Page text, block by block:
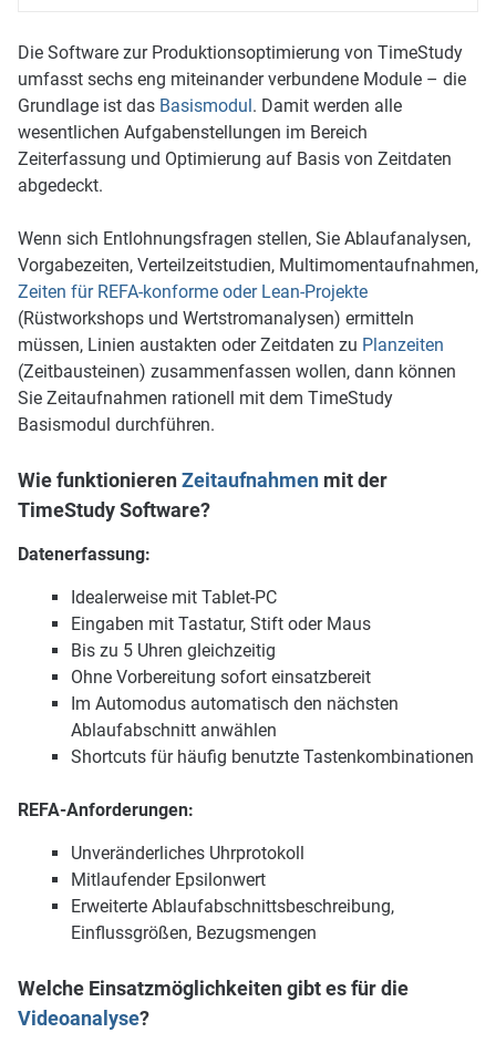
Die Software zur Produktionsoptimierung von TimeStudy
umfasst sechs eng miteinander verbundene Module – die
Grundlage ist das Basismodul. Damit werden alle
wesentlichen Aufgabenstellungen im Bereich
Zeiterfassung und Optimierung auf Basis von Zeitdaten
abgedeckt.
Wenn sich Entlohnungs­fragen stellen, Sie Ablaufanalysen,
Vorgabezeiten, Verteilzeitstudien, Multimomentaufnahmen,
Zeiten für REFA-konforme oder Lean-Projekte
(Rüstworkshops und Wertstromanalysen) ermitteln
müssen, Linien austakten oder Zeitdaten zu Planzeiten
(Zeitbausteinen) zusammenfassen wollen, dann können
Sie Zeitaufnahmen rationell mit dem TimeStudy
Basismodul durchführen.
Wie funktionierenZeitaufnahmenmit der
TimeStudy Software?
Datenerfassung:
Idealerweise mit Tablet-PC
Eingaben mit Tastatur, Stift oder Maus
Bis zu 5 Uhren gleichzeitig
Ohne Vorbereitung sofort einsatzbereit
Im Automodus automatisch den nächsten
Ablaufabschnitt anwählen
Shortcuts für häufig benutzte Tastenkombinationen
REFA-Anforderungen:
Unveränderliches Uhrprotokoll
Mitlaufender Epsilonwert
Erweiterte Ablaufabschnittsbeschreibung,
Einflussgrößen, Bezugsmengen
Welche Einsatzmöglichkeiten gibt es für die
Videoanalyse?